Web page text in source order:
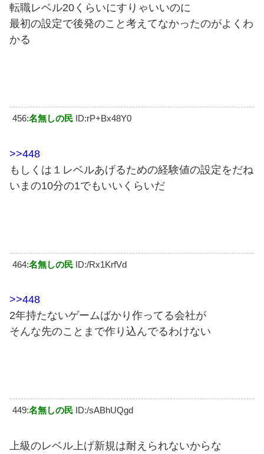
転職レベル20くらいにすりゃいいのに
最初の設定で後発のこと考えてなかったのがよくわ
かる
456:名無しの民 ID:rP+Bx48Y0
>>448
もしくは１レベルあげるための経験値の設定をだね
いまの10分の1でもいいくらいだ
464:名無しの民 ID:/Rx1KrfVd
>>448
2年持たないゲームばかり作ってる会社が
そんな先のことまで作り込んでるわけない
449:名無しの民 ID:/sABhUQgd
上級のレベル上げ新規は耐えられないからな